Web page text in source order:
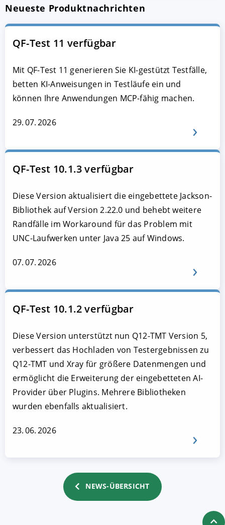
Neueste Produktnachrichten
QF-Test 11 verfügbar
Mit QF-Test 11 generieren Sie KI-gestützt Testfälle,
betten KI-Anweisungen in Testläufe ein und
können Ihre Anwendungen MCP-fähig machen.
29. 07. 2026
QF-Test 10.1.3 verfügbar
Diese Version aktualisiert die eingebettete Jackson-
Bibliothek auf Version 2.22.0 und behebt weitere
Randfälle im Workaround für das Problem mit
UNC-Laufwerken unter Java 25 auf Windows.
07. 07. 2026
QF-Test 10.1.2 verfügbar
Diese Version unterstützt nun Q12-TMT Version 5,
verbessert das Hochladen von Testergebnissen zu
Q12-TMT und Xray für größere Datenmengen und
ermöglicht die Erweiterung der eingebetteten AI-
Provider über Plugins. Mehrere Bibliotheken
wurden ebenfalls aktualisiert.
23. 06. 2026
NEWS-ÜBERSICHT